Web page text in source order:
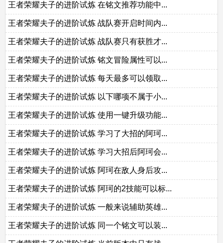
王者荣耀夫子的进阶试炼 在铭文推荐功能中...
王者荣耀夫子的进阶试炼 战队赛开启时间内...
王者荣耀夫子的进阶试炼 战队赛只有获胜才...
王者荣耀夫子的进阶试炼 铭文冒险属性可以...
王者荣耀夫子的进阶试炼 每天最多可以领取...
王者荣耀夫子的进阶试炼 以下哪项不属于小...
王者荣耀夫子的进阶试炼 使用一键升级功能...
王者荣耀夫子的进阶试炼 学习了大招的阿珂...
王者荣耀夫子的进阶试炼 学习大招后阿珂会...
王者荣耀夫子的进阶试炼 阿珂在敌人身后攻...
王者荣耀夫子的进阶试炼 阿珂的2技能可以标...
王者荣耀夫子的进阶试炼 一般来说辅助英雄...
王者荣耀夫子的进阶试炼 同一个铭文可以装...